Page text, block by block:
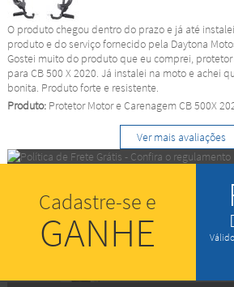
O produto chegou dentro do prazo e já até
produto e do serviço fornecido pela Daytona
Gostei muito do produto que eu comprei,
para CB 500 X 2020. Já instalei na moto e achei
bonita. Produto forte e resistente.
Produto:Protetor Motor e Carenagem CB 500X
Ver mais avaliações
Cadastre-se e
GANHE